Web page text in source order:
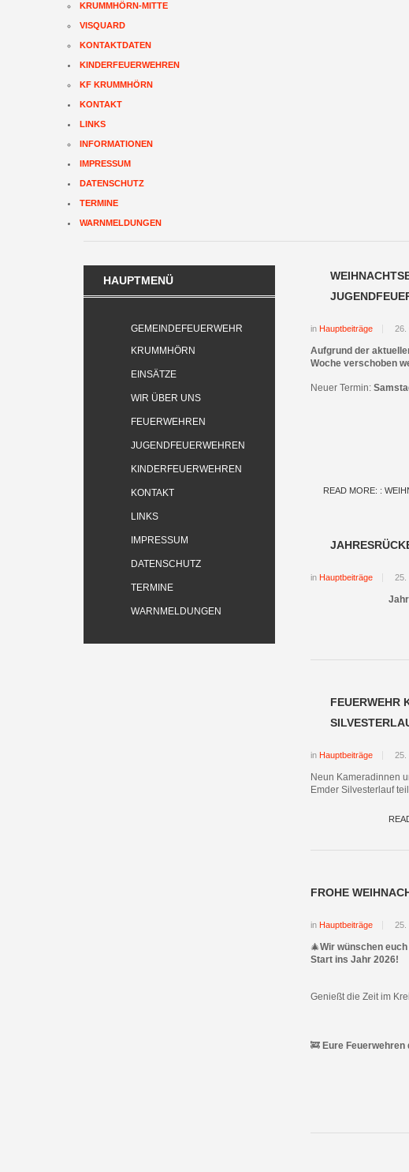
KRUMMHÖRN-MITTE
VISQUARD
KONTAKTDATEN
KINDERFEUERWEHREN
KF KRUMMHÖRN
KONTAKT
LINKS
INFORMATIONEN
IMPRESSUM
DATENSCHUTZ
TERMINE
WARNMELDUNGEN
HAUPTMENÜ
GEMEINDEFEUERWEHR
KRUMMHÖRN
EINSÄTZE
WIR ÜBER UNS
FEUERWEHREN
JUGENDFEUERWEHREN
KINDERFEUERWEHREN
KONTAKT
LINKS
IMPRESSUM
DATENSCHUTZ
TERMINE
WARNMELDUNGEN
in Hauptbeiträge 26.
Aufgrund der
Woche verschoben
Neuer Termin:
READ MORE: :
in Hauptbeiträge 25.
FEUERWEHR
in Hauptbeiträge 25.
Neun Kameradinnen
Emder Silvesterlauf
FROHE
in Hauptbeiträge 25.
🎄Wir wünschen
Start ins Jahr 2026!
Genießt die Zeit im
🚒 Eure